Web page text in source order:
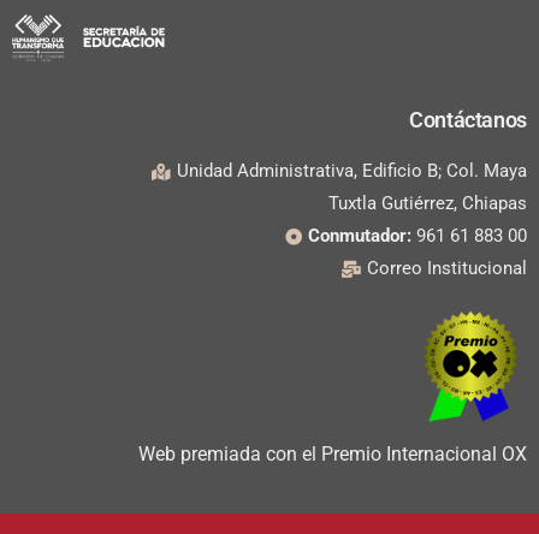
Contáctanos
Unidad Administrativa, Edificio B; Col. Maya
Tuxtla Gutiérrez, Chiapas
Conmutador: 961 61 883 00
Correo Institucional
Web premiada con el Premio Internacional OX